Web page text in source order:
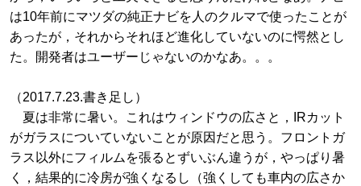
は10年前にマツダの純正ナビを人のクルマで使ったことが
あったが，それからそれほど進化していないのに愕然とし
た。開発者はユーザーじゃないのかなあ。。。
（2017.7.23.書き足し）
夏は非常に暑い。これはウィンドウの広さと，IRカット
がガラスについていないことが原因だと思う。フロントガ
ラス以外にフィルムを張るとずいぶん違うが，やっぱり暑
く，結果的に冷房が強くなるし（強くしても車内の広さか